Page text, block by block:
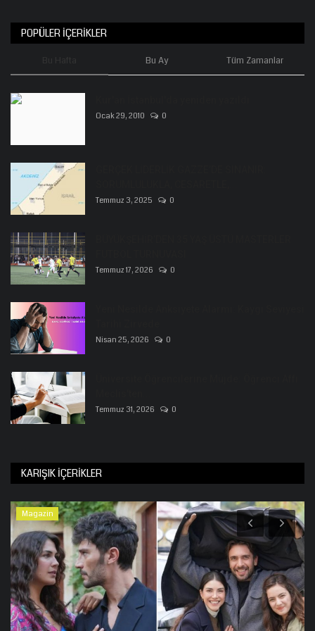
POPÜLER İÇERIKLER
Bu Ay Tüm Zamanlar
Ocak 29, 2010 0
Temmuz 3, 2025 0
Temmuz 17, 2026 0
Nisan 25, 2026 0
Temmuz 31, 2026 0
KARIŞIK İÇERIKLER
Magazin